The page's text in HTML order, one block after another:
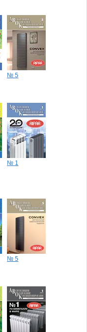
№ 5
№ 1
№ 5